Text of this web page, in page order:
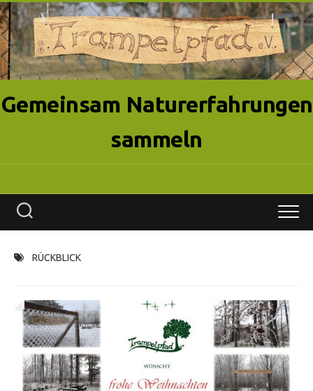
Skip
to
content
Gemeinsam Naturerfahrungen
sammeln
RÜCKBLICK